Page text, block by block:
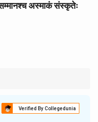
अस्माकं संस्कृतेः
Verified By Collegedunia